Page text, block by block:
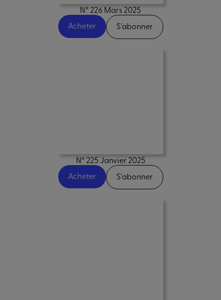
N° 226 Mars 2025
Acheter
S'abonner
N° 225 Janvier 2025
Acheter
S'abonner